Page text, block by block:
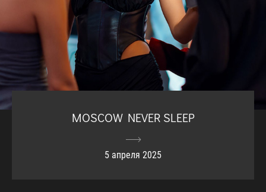
MOSCOW NEVER SLEEP
5 апреля 2025